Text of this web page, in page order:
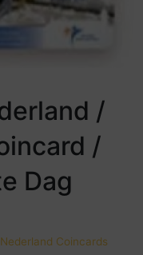
/
/
Dag
Nederland Coincards